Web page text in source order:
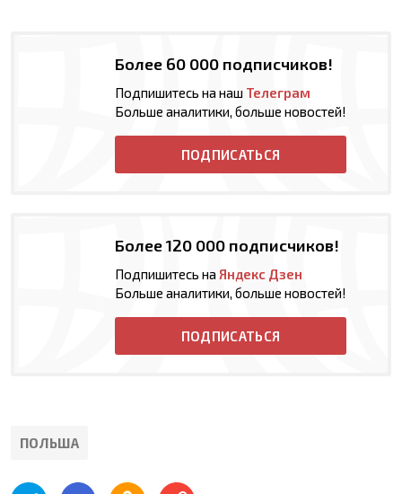
Более 60 000 подписчиков!
Подпишитесь на наш Телеграм
Больше аналитики, больше новостей!
ПОДПИСАТЬСЯ
Более 120 000 подписчиков!
Подпишитесь на Яндекс Дзен
Больше аналитики, больше новостей!
ПОДПИСАТЬСЯ
ПОЛЬША